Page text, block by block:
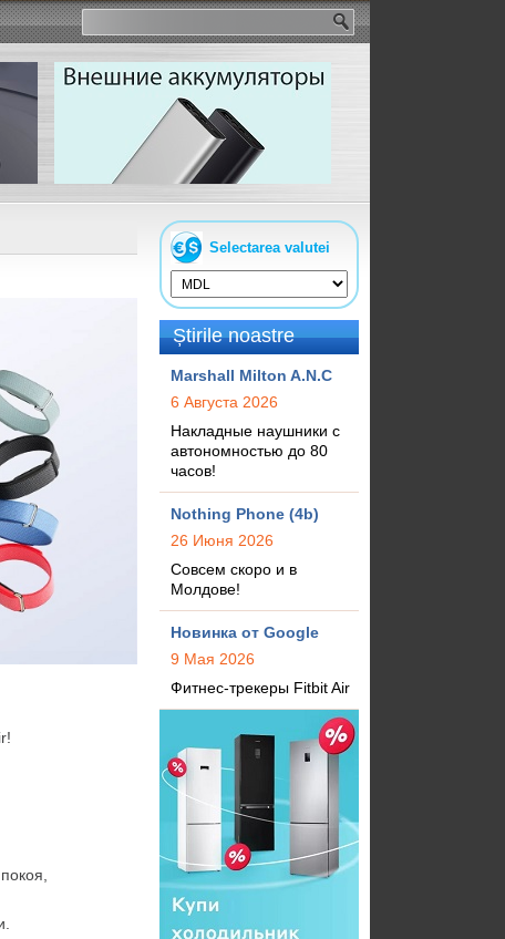
Selectarea valutei
Știrile noastre
Marshall Milton A.N.C
6 Августа 2026
Накладные наушники с
автономностью до 80
часов!
Nothing Phone (4b)
26 Июня 2026
Совсем скоро и в
Молдове!
Новинка от Google
9 Мая 2026
Фитнес-трекеры Fitbit Air